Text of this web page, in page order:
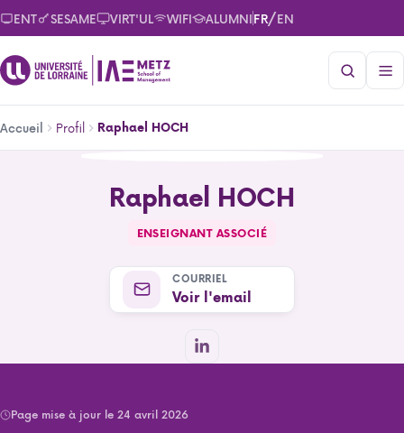
Aller
au
contenu
principal
ENT SESAME VIRT'UL WIFI ALUMNIFR/EN
d'Ariane
Accueil Profil Raphael HOCH
Raphael HOCH
ENSEIGNANT ASSOCIÉ
COURRIEL
Voir l'email
Page mise à jour le 24 avril 2026